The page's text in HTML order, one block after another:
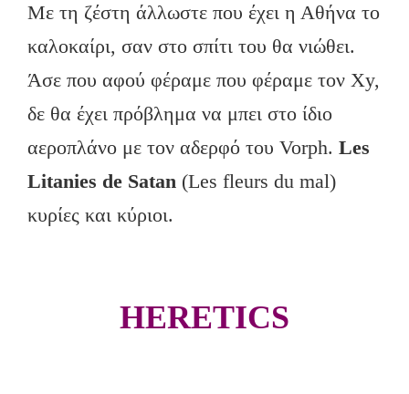
Με τη ζέστη άλλωστε που έχει η Αθήνα το
καλοκαίρι, σαν στο σπίτι του θα νιώθει.
Άσε που αφού φέραμε που φέραμε τον Xy,
δε θα έχει πρόβλημα να μπει στο ίδιο
αεροπλάνο με τον αδερφό του Vorph. Les
Litanies de Satan (Les fleurs du mal)
κυρίες και κύριοι.
HERETICS